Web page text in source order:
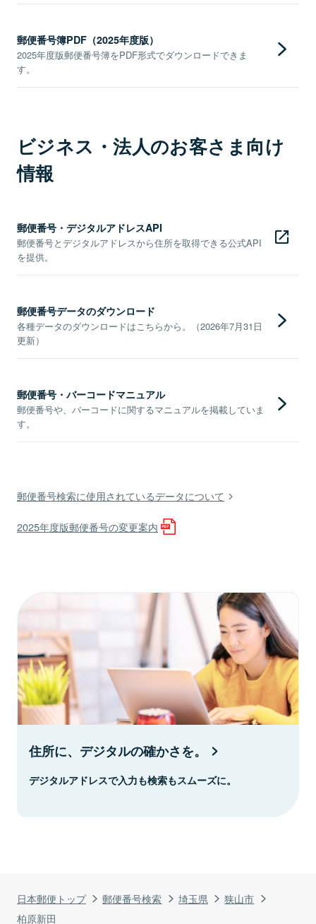
日本郵便トップ 郵便番号検索 埼玉県
狭山市
柏原新田
郵便番号簿PDF（2025年度版）
2025年度版郵便番号簿をPDF形式でダウンロードできま
す。
ビジネス・法人のお客さま向け
情報
郵便番号・デジタルアドレスAPI
郵便番号とデジタルアドレスから住所を取得できる公式API
を提供。
郵便番号データのダウンロード
各種データのダウンロードはこちらから。（2026年7月31日
更新）
郵便番号・バーコードマニュアル
郵便番号や、バーコードに関するマニュアルを掲載していま
す。
郵便番号検索に使用されているデータについて
2025年度版郵便番号の変更案内
住所に、デジタルの確かさを。
デジタルアドレスで入力も検索もスムーズに。